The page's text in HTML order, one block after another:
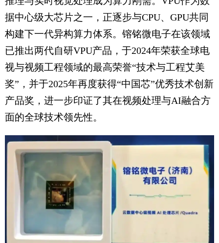
据中心级大芯片之一，正逐步与CPU、GPU共同
构建下一代异构算力体系。镕铭微电子在该领域
已推出两代自研VPU产品，于2024年荣获全球电
视与视频工程领域的最高荣誉“技术与工程艾美
奖”，并于2025年再度获得“中国芯”优秀技术创新
产品奖，进一步印证了其在视频处理与AI融合方
面的全球技术领先性。